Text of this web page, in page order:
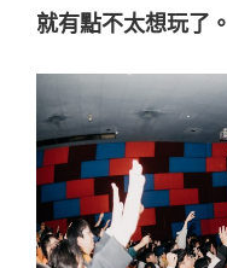
就有點不太想玩了。